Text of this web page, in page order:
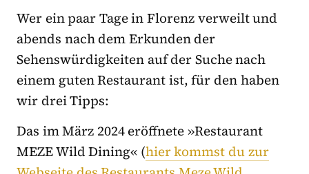
Wer ein paar Tage in Florenz verweilt und
abends nach dem Erkunden der
Sehenswürdigkeiten auf der Suche nach
einem guten Restaurant ist, für den haben
wir drei Tipps:
Das im März 2024 eröffnete »Restaurant
MEZE Wild Dining« (hier kommst du zur